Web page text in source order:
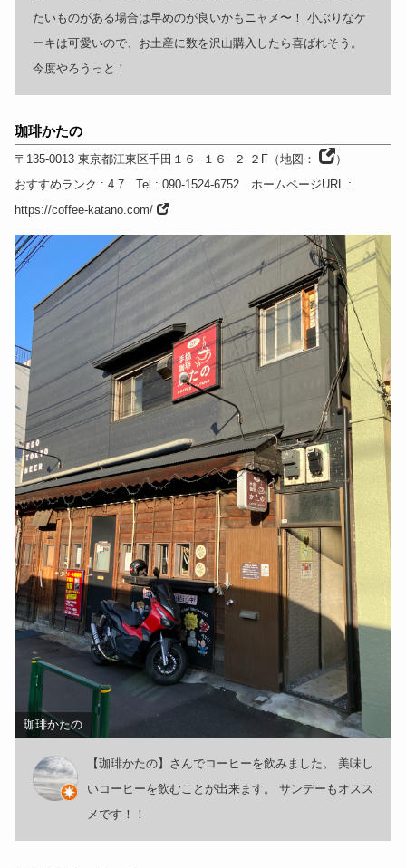
たいものがある場合は早めのが良いかもニャメ〜！ 小ぶりなケ
ーキは可愛いので、お土産に数を沢山購入したら喜ばれそう。
今度やろうっと！
珈琲かたの
〒135-0013 東京都江東区千田１６−１６−２ ２F（地図：
）
おすすめランク : 4.7 Tel : 090-1524-6752 ホームページURL :
https://coffee-katano.com/
珈琲かたの
【珈琲かたの】さんでコーヒーを飲みました。 美味し
いコーヒーを飲むことが出来ます。 サンデーもオスス
メです！！